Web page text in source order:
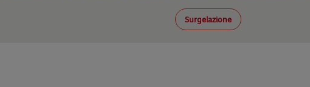
Surgelazione